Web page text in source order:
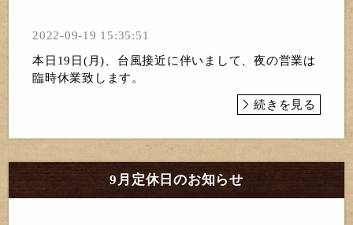
2022-09-19 15:35:51
本日19日(月)、台風接近に伴いまして、夜の営業は
臨時休業致します。
続きを見る
9月定休日のお知らせ